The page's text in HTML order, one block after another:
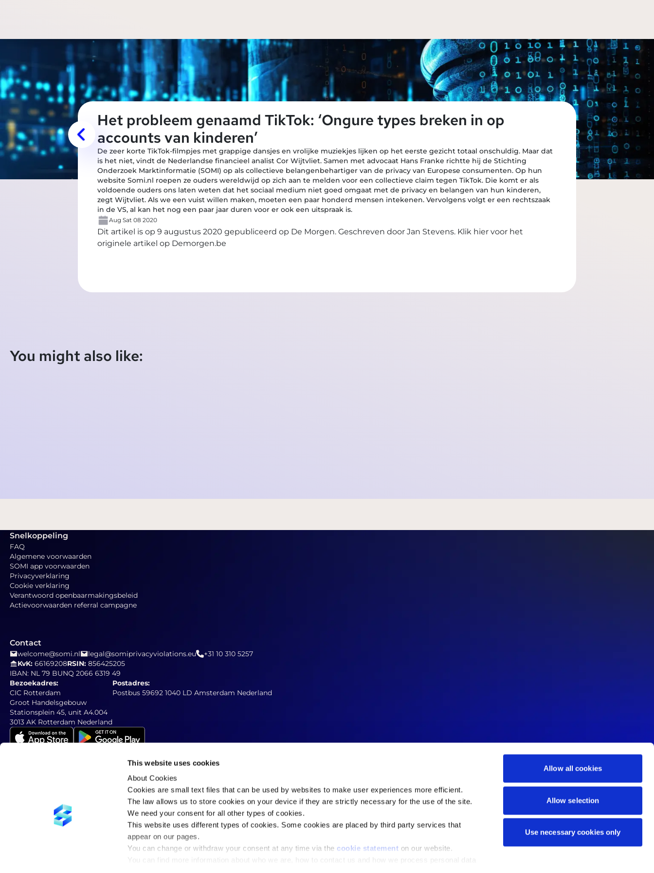
This website uses cookies
About Cookies
Cookies are small text files that can be used by websites to make user experiences more efficient.
The law allows us to store cookies on your device if they are strictly necessary for the use of the site.
We need your consent for all other types of cookies.
This website uses different types of cookies. Some cookies are placed by third party services that
appear on our pages.
You can change or withdraw your consent at any time via the cookie statement on our website.
You can find more information about who we are, how to contact us and how we process personal data
Allow all cookies
Allow selection
Use necessary cookies only
Het probleem genaamd TikTok: ‘Ongure types breken in op
accounts van kinderen’
De zeer korte TikTok-filmpjes met grappige dansjes en vrolijke muziekjes lijken op het eerste gezicht totaal onschuldig. Maar dat
is het niet, vindt de Nederlandse financieel analist Cor Wijtvliet. Samen met advocaat Hans Franke richtte hij de Stichting
Onderzoek Marktinformatie (SOMI) op als collectieve belangenbehartiger van de privacy van Europese consumenten. Op hun
website Somi.nl roepen ze ouders wereldwijd op zich aan te melden voor een collectieve claim tegen TikTok. Die komt er als
voldoende ouders ons laten weten dat het sociaal medium niet goed omgaat met de privacy en belangen van hun kinderen,
zegt Wijtvliet. Als we een vuist willen maken, moeten een paar honderd mensen intekenen. Vervolgens volgt er een rechtszaak
in de VS, al kan het nog een paar jaar duren voor er ook een uitspraak is.
Aug Sat 08 2020
Dit artikel is op 9 augustus 2020 gepubliceerd op De Morgen. Geschreven door Jan Stevens. Klik hier voor het
originele artikel op Demorgen.be
You might also like:
Snelkoppeling
FAQ
Algemene voorwaarden
SOMI app voorwaarden
Privacyverklaring
Cookie verklaring
Verantwoord openbaarmakingsbeleid
Actievoorwaarden referral campagne
Contact
welcome@somi.nl legal@somiprivacyviolations.eu
+31 10 310 5257
KvK: 66169208RSIN: 856425205
IBAN: NL 79 BUNQ 2066 6319 49
Bezoekadres:
CIC Rotterdam
Groot Handelsgebouw
Stationsplein 45, unit A4.004
3013 AK Rotterdam Nederland
Postadres:
Postbus 59692 1040 LD Amsterdam Nederland
Contacteer ons nu
Copyright © 2026 Stichting Onderzoek Marktinformatie (SOMI)